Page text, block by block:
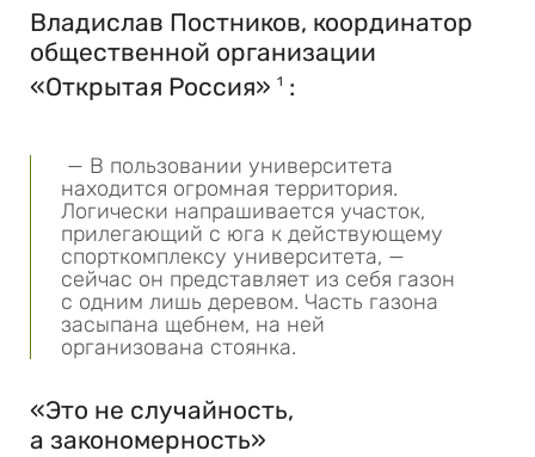
Владислав Постников, координатор
общественной организации
«Открытая Россия» 1 :
— В пользовании университета
находится огромная территория.
Логически напрашивается участок,
прилегающий с юга к действующему
спорткомплексу университета, —
сейчас он представляет из себя газон
с одним лишь деревом. Часть газона
засыпана щебнем, на ней
организована стоянка.
«Это не случайность,
а закономерность»